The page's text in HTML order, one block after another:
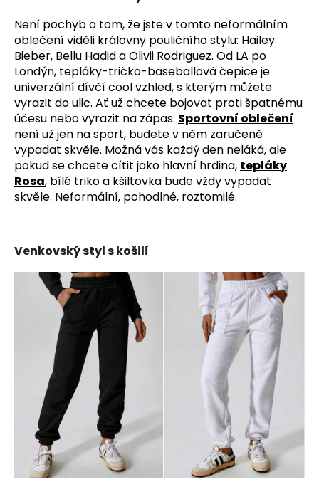
Není pochyb o tom, že jste v tomto neformálním
oblečení viděli královny pouličního stylu: Hailey
Bieber, Bellu Hadid a Olivii Rodriguez. Od LA po
Londýn, tepláky-tričko-baseballová čepice je
univerzální dívčí cool vzhled, s kterým můžete
vyrazit do ulic. Ať už chcete bojovat proti špatnému
účesu nebo vyrazit na zápas. Sportovní oblečení
není už jen na sport, budete v něm zaručeně
vypadat skvěle. Možná vás každý den neláká, ale
pokud se chcete cítit jako hlavní hrdina, tepláky
Rosa, bílé triko a kšiltovka bude vždy vypadat
skvěle. Neformální, pohodlné, roztomilé.
Venkovský styl s košilí